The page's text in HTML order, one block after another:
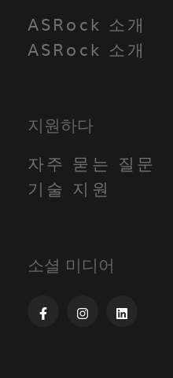
ASRock 소개
ASRock 소개
지원하다
자주 묻는 질문
기술 지원
소셜 미디어